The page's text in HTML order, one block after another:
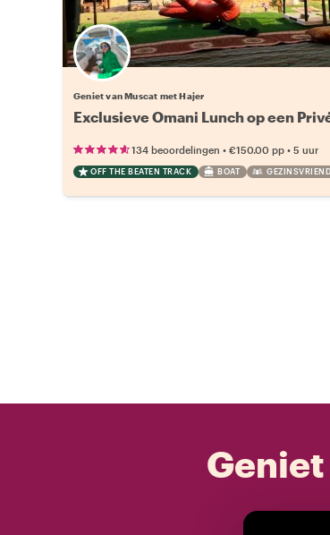
Geniet van Muscat met Hajer
Exclusieve Omani Lunch op een
134 beoordelingen • €150.00 pp • 5 uur
OFF THE BEATEN TRACK BOAT